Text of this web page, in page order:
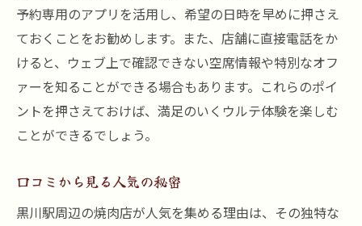
予約専用のアプリを活用し、希望の日時を早めに押さえ
ておくことをお勧めします。また、店舗に直接電話をか
けると、ウェブ上で確認できない空席情報や特別なオフ
ァーを知ることができる場合もあります。これらのポイ
ントを押さえておけば、満足のいくウルテ体験を楽しむ
ことができるでしょう。
口コミから見る人気の秘密
黒川駅周辺の焼肉店が人気を集める理由は、その独特な